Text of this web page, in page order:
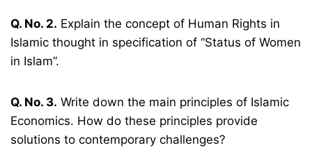
Q. No. 2. Explain the concept of Human Rights in
Islamic thought in specification of “Status of Women
in Islam”.
Q. No. 3. Write down the main principles of Islamic
Economics. How do these principles provide
solutions to contemporary challenges?